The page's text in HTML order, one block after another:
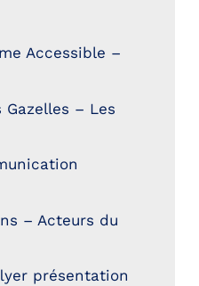
Accessible –
Gazelles – Les
– Acteurs du
présentation